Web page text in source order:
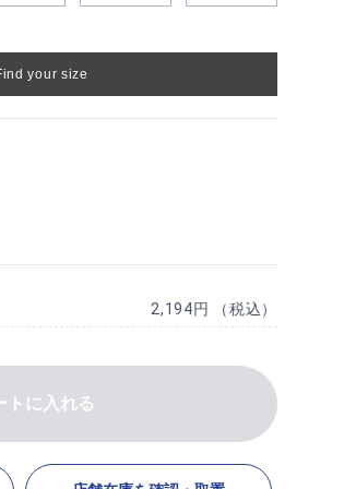
your size
2,194円 （税込）
トに入れる